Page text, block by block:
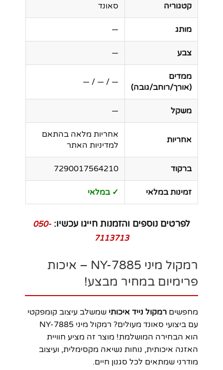
קטגוריה סאונד
מותג —
צבע —
ממדים
(אורך/רוחב/גובה)
— / — / —
משקל —
אחריות
אחריות מלאה בהתאם
למדיניות האתר
ברקוד 7290017564210
זמינות במלאי ✓ במלאי
לפרטים נוספים והזמנות חייגו עכשיו: 050-
7113713
רמקול מיני NY-7885 – איכות
פרימיום במחיר מבצע!
מחפשים רמקול נייד איכותי שמשלב עיצוב קומפקטי
עם ביצועי סאונד מעולים? רמקול מיני NY-7885
הוא הבחירה המושלמת! מוצר זה מציע חוויית
האזנה איכותית, נוחות נשיאה מקסימלית, ועיצוב
מודרני שמתאים לכל סגנון חיים.